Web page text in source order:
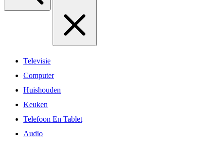
Televisie
Computer
Huishouden
Keuken
Telefoon En Tablet
Audio